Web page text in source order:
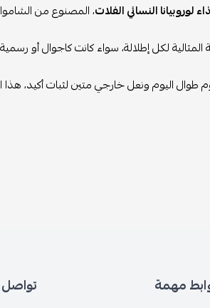
لوروبيانا النسائي الفلات، المصنوع من
لكل إطلالة، سواء كانت كاجوال أو
اليوم ونعل خارجي متين لثبات أكيد،
مهمة